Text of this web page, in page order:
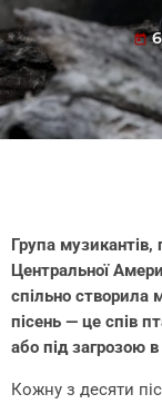
today
Група музикантів,
Центральної
спільно створила
пісень — це спів
або під загрозою в
Кожну з десяти